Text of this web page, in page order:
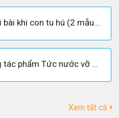
Phân tích 4 câu thơ cuối bài khi con tu hú (2 mẫu hay nhất)
Cảm nhận chị Dậu trong tác phẩm Tức nước vỡ bờ của Ngô Tất Tố
Xem tất cả